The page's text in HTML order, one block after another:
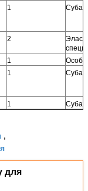
1
2
1
1
1
,
для